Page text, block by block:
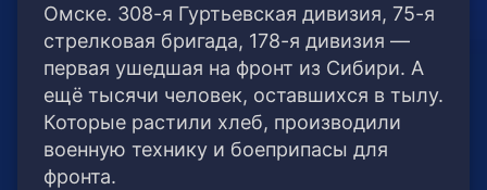
Омске. 308-я Гуртьевская дивизия, 75-я
стрелковая бригада, 178-я дивизия —
первая ушедшая на фронт из Сибири. А
ещё тысячи человек, оставшихся в тылу.
Которые растили хлеб, производили
военную технику и боеприпасы для
фронта.